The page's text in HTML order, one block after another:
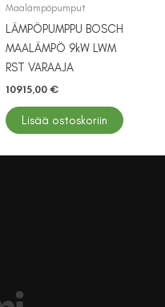
Maalämpöpumput
LÄMPÖPUMPPU BOSCH
MAALÄMPÖ 9kW LWM
RST VARAAJA
10915,00 €
Lisää ostoskoriin